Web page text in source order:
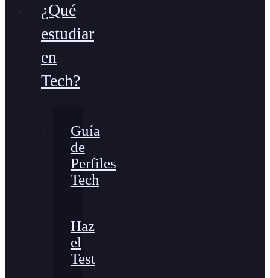
¿Qué
estudiar
en
Tech?
Guía
de
Perfiles
Tech
Haz
el
Test